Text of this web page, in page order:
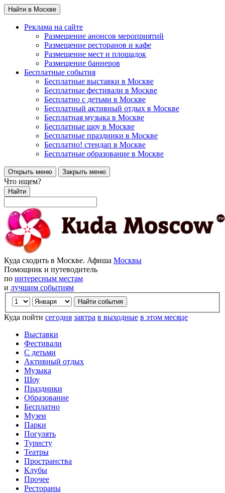
Найти в Москве
Реклама на сайте
Размещение анонсов мероприятий
Размещение ресторанов и кафе
Размещение мест и площадок
Размещение баннеров
Бесплатные события
Бесплатные выставки в Москве
Бесплатные фестивали в Москве
Бесплатно с детьми в Москве
Бесплатный активный отдых в Москве
Бесплатная музыка в Москве
Бесплатные шоу в Москве
Бесплатные праздники в Москве
Бесплатно! стендап в Москве
Бесплатные образование в Москве
Открыть меню Закрыть меню
Что ищем?
Найти
Куда сходить в Москве. Афиша Москвы
Помощник и путеводитель
по интересным местам
и лучшим событиям
Куда пойти сегодня завтра в выходные в этом месяце
Выставки
Фестивали
С детьми
Активный отдых
Музыка
Шоу
Праздники
Образование
Бесплатно
Музеи
Парки
Погулять
Туристу
Театры
Пространства
Клубы
Прочее
Рестораны